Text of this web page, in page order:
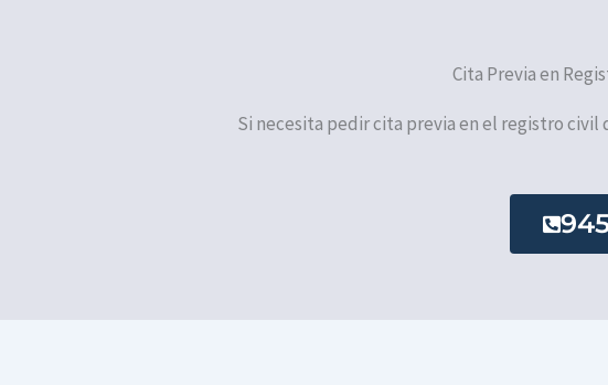
Cita Previa en
Si necesita pedir cita previa en el registro